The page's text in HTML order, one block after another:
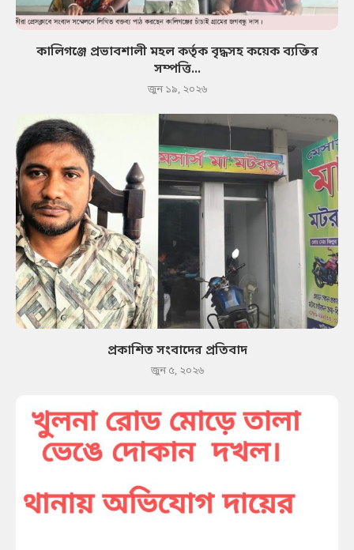
কালিগঞ্জে প্রভাবশালী মহল কর্তৃক বৃদ্ধসহ কয়েক ব্যক্তির
সম্পত্তি...
জুন ১৯, ২০২৬
প্রকাশিত সংবাদের প্রতিবাদ
জুন ৫, ২০২৬